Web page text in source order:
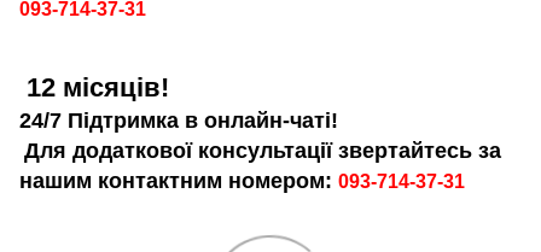
093-714-37-31
12 місяців!
24/7 Підтримка в онлайн-чаті!
Для додаткової консультації звертайтесь за
нашим контактним номером: 093-714-37-31